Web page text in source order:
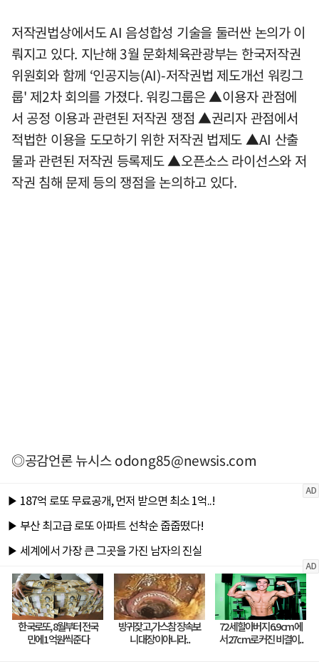
저작권법상에서도 AI 음성합성 기술을 둘러싼 논의가 이
뤄지고 있다. 지난해 3월 문화체육관광부는 한국저작권
위원회와 함께 ‘인공지능(AI)-저작권법 제도개선 워킹그
룹' 제2차 회의를 가졌다. 워킹그룹은 ▲이용자 관점에
서 공정 이용과 관련된 저작권 쟁점 ▲권리자 관점에서
적법한 이용을 도모하기 위한 저작권 법제도 ▲AI 산출
물과 관련된 저작권 등록제도 ▲오픈소스 라이선스와 저
작권 침해 문제 등의 쟁점을 논의하고 있다.
◎공감언론 뉴시스odong85@newsis.com